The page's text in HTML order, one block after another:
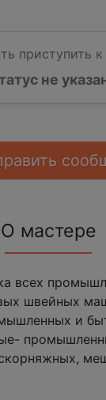
приступить к
не
О мастере
всех
швейных
и